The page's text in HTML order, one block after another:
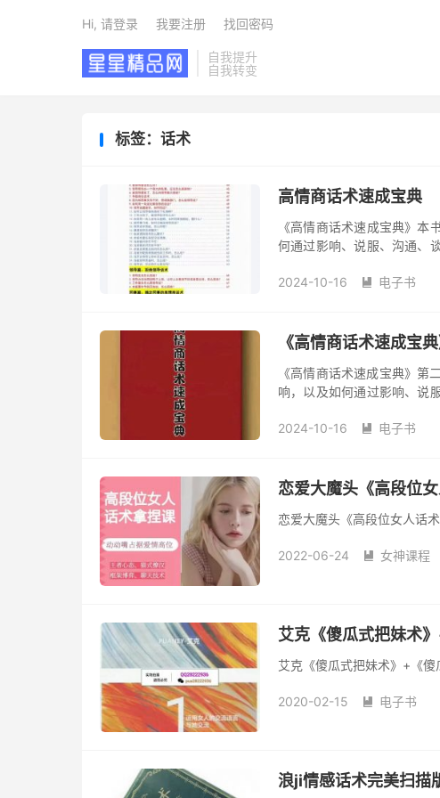
自我提升
自我转变
Hi, 请登录 我要注册 找回密码
标签：话术
高情商话术速成宝典
《高情商话术速成宝典》本
何通过影响、说服、沟通、
立联系，提升...
2024-10-16  电子书
《高情商话术速成宝
《高情商话术速成宝典》
响，以及如何通过影响、说
地与他人...
2024-10-16  电子书
恋爱大魔头《高段位
恋爱大魔头《高段位女人话
2022-06-24  女神课程
艾克《傻瓜式把妹术
艾克《傻瓜式把妹术》+《
2020-02-15  电子书
浪ji情感话术完美扫描